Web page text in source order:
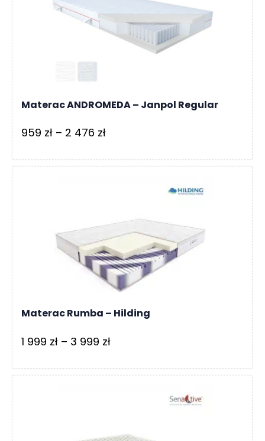
5
265 zł
Materac ANDROMEDA – Janpol Regular
959 zł – 2 476 złZakres
od
476 zł
Materac Rumba – Hilding
1 999 zł – 3 999 złZakres
od